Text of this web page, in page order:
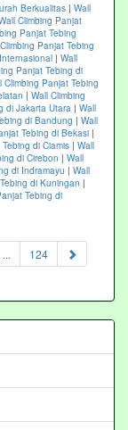
Berkualitas | Wall
Climbing Panjat
Panjat Tebing
Panjat Tebing
| Wall
Panjat Tebing di
Climbing Panjat Tebing
| Wall Climbing
di Jakarta Utara | Wall
di Bandung | Wall
Tebing di Bekasi |
di Ciamis | Wall
di Cirebon | Wall
di Indramayu | Wall
di Kuningan |
Tebing di
... 124